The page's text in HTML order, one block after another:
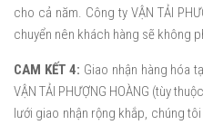
cho cả năm. Công ty VẬN TẢI
chuyển nên khách hàng sẽ không
CAM KẾT 4: Giao nhận hàng hóa
VẬN TẢI PHƯỢNG HOÀNG (tùy
lưới giao nhận rộng khắp, chúng